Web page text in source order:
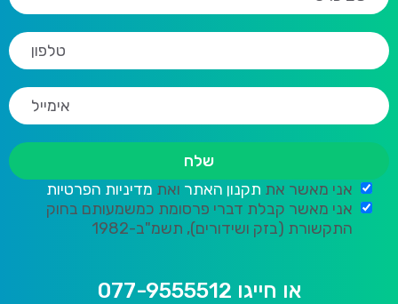
אני מאשר אתתקנון האתרואתמדיניות הפרטיות
אני מאשר קבלת דברי פרסומת כמשמעותם בחוק
התקשורת (בזק ושידורים), תשמ"ב-1982
או חייגו 077-9555512